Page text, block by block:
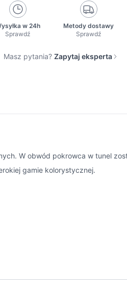
w 24h
Sprawdź
Metody dostawy
Sprawdź
Masz pytania? Zapytaj eksperta
W obwód pokrowca w tunel
gamie kolorystycznej.